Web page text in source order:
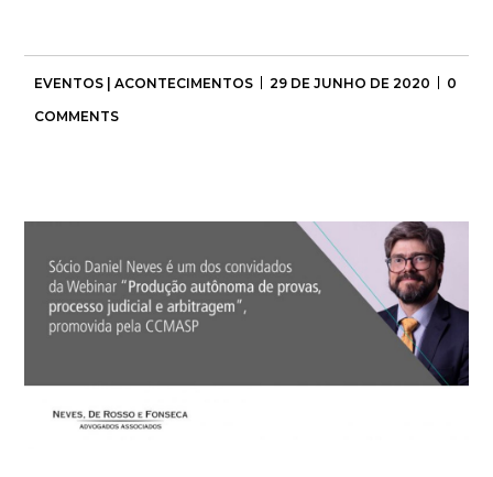
EVENTOS | ACONTECIMENTOS 29 DE JUNHO DE 2020
0
COMMENTS